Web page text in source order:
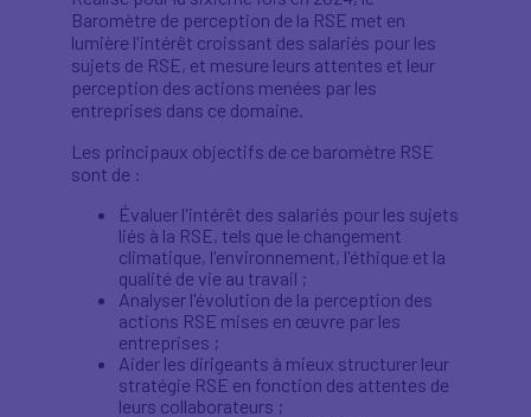
Baromètre de perception de la RSE met en
lumière l'intérêt croissant des salariés pour les
sujets de RSE, et mesure leurs attentes et leur
perception des actions menées par les
entreprises dans ce domaine.
Les principaux objectifs de ce baromètre RSE
sont de :
Évaluer l'intérêt des salariés pour les sujets
liés à la RSE, tels que le changement
climatique, l'environnement, l'éthique et la
qualité de vie au travail ;
Analyser l'évolution de la perception des
actions RSE mises en œuvre par les
entreprises ;
Aider les dirigeants à mieux structurer leur
stratégie RSE en fonction des attentes de
leurs collaborateurs ;